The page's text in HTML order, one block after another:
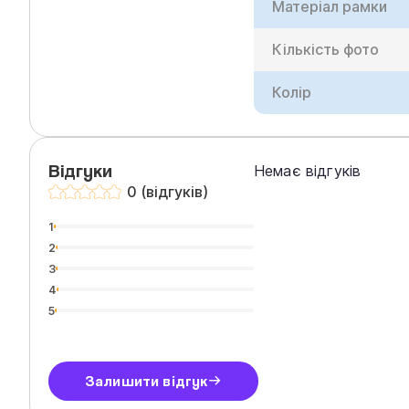
Матеріал рамки
Кількість фото
Колір
Відгуки
0 (відгуків)
1
2
3
4
5
Залишити відгук
Немає відгуків